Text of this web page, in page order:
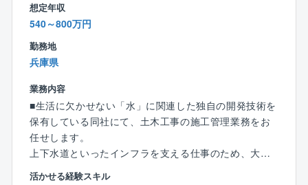
働き方となります）
エリア：県内メイン、隣接県への出張の可能性も有
【スキルアップ支援】
■研修制度（技術研修、現場研修など）
■各種表彰制度
■通信教育補助制度（講座終了証を得れば60%～100％
を会社が費用負担）
■資格取得奨励金制度（最高10万円/件）
◎給与以外の面でも研修費用など社員の成長に対する
想定年収
540～800万円
勤務地
兵庫県
業務内容
■生活に欠かせない「水」に関連した独自の開発技術を
保有している同社にて、土木工事の施工管理業務をお
任せします。
上下水道といったインフラを支える仕事のため、大き
な使命感とやりがいを感じられる仕事です。
活かせる経験スキル